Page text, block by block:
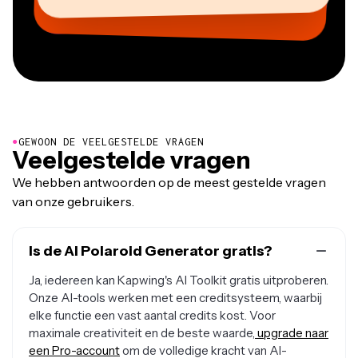
●GEWOON DE VEELGESTELDE VRAGEN
Veelgestelde vragen
We hebben antwoorden op de meest gestelde vragen
van onze gebruikers.
Is de AI Polaroid Generator gratis?
Ja, iedereen kan Kapwing's AI Toolkit gratis uitproberen.
Onze AI-tools werken met een creditsysteem, waarbij
elke functie een vast aantal credits kost. Voor
maximale creativiteit en de beste waarde, upgrade naar
een Pro-accountom de volledige kracht van AI-